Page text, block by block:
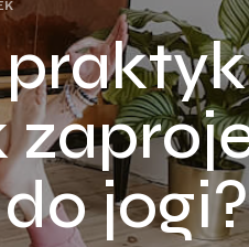
jogi?